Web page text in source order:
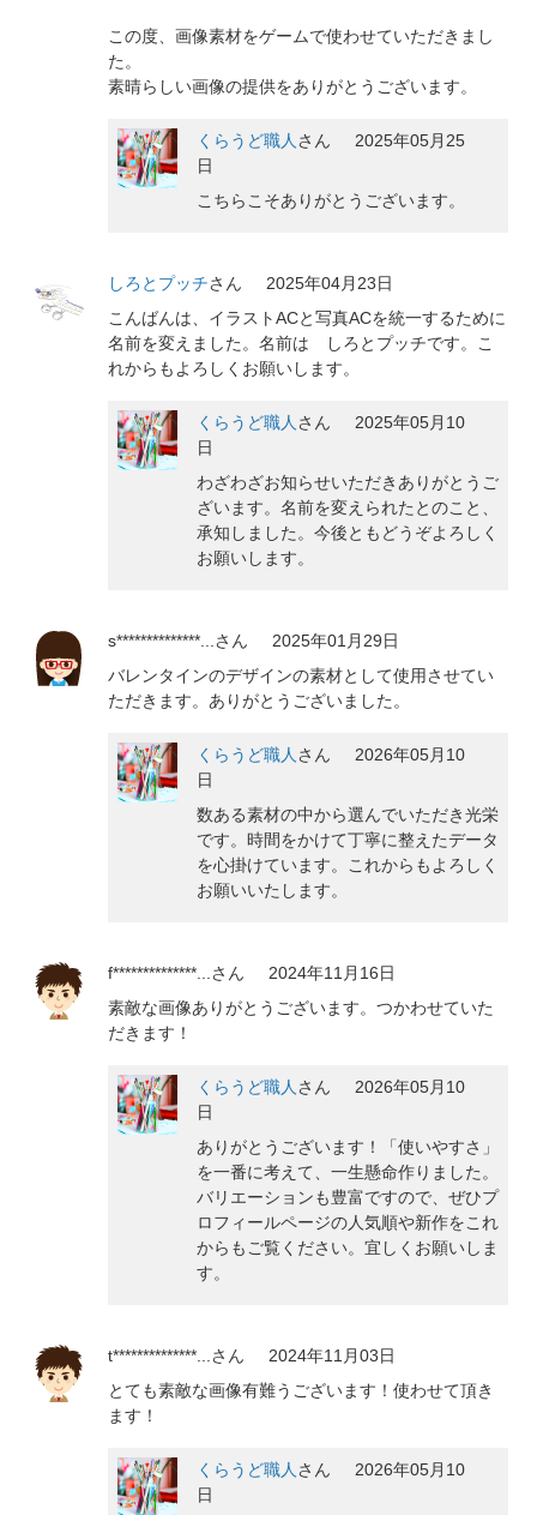
この度、画像素材をゲームで使わせていただきまし
た。
素晴らしい画像の提供をありがとうございます。
くらうど職人 さん
2025年05月25
日
こちらこそありがとうございます。
しろとプッチさん
2025年04月23日
こんばんは、イラストACと写真ACを統一するために
名前を変えました。名前は しろとプッチです。こ
れからもよろしくお願いします。
くらうど職人 さん
2025年05月10
日
わざわざお知らせいただきありがとうご
ざいます。名前を変えられたとのこと、
承知しました。今後ともどうぞよろしく
お願いします。
s**************... さん
2025年01月29日
バレンタインのデザインの素材として使用させてい
ただきます。ありがとうございました。
くらうど職人 さん
2026年05月10
日
数ある素材の中から選んでいただき光栄
です。時間をかけて丁寧に整えたデータ
を心掛けています。これからもよろしく
お願いいたします。
f**************... さん
2024年11月16日
素敵な画像ありがとうございます。つかわせていた
だきます！
くらうど職人 さん
2026年05月10
日
ありがとうございます！「使いやすさ」
を一番に考えて、一生懸命作りました。
バリエーションも豊富ですので、ぜひプ
ロフィールページの人気順や新作をこれ
からもご覧ください。宜しくお願いしま
す。
t**************... さん
2024年11月03日
とても素敵な画像有難うございます！使わせて頂き
ます！
くらうど職人 さん
2026年05月10
日